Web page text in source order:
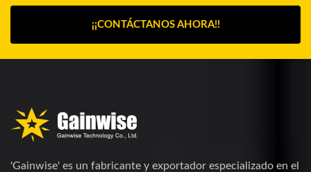
¡¡CONTÁCTANOS AHORA!!
'Gainwise' es un fabricante y exportador especializado en el